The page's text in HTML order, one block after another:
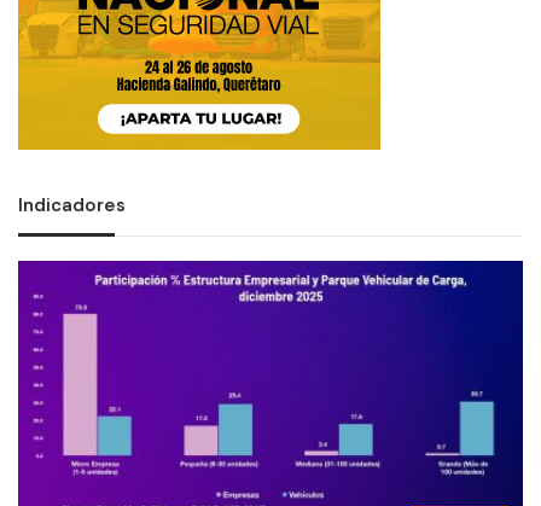
Indicadores